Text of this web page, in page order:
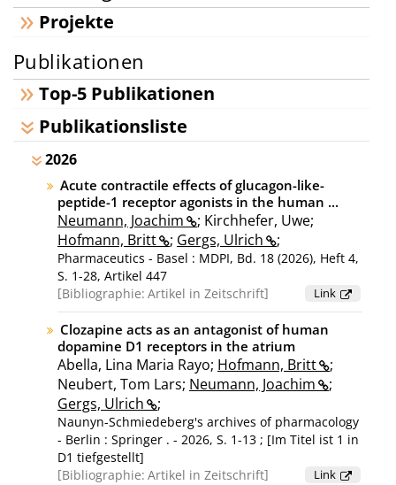
Projekte
Publikationen
Top-5 Publikationen
Publikationsliste
2026
Acute contractile effects of glucagon-like-
peptide-1 receptor agonists in the human ...
Neumann, Joachim
; Kirchhefer, Uwe;
Hofmann, Britt
; Gergs, Ulrich ;
Pharmaceutics - Basel : MDPI, Bd. 18 (2026), Heft 4,
S. 1-28, Artikel 447
Bibliographie: Artikel in Zeitschrift Link
Clozapine acts as an antagonist of human
dopamine D1 receptors in the atrium
Abella, Lina Maria Rayo; Hofmann, Britt
;
Neubert, Tom Lars; Neumann, Joachim
;
Gergs, Ulrich
;
Naunyn-Schmiedeberg's archives of pharmacology
- Berlin : Springer . - 2026, S. 1-13 ; [Im Titel ist 1 in
D1 tiefgestellt]
Bibliographie: Artikel in Zeitschrift Link